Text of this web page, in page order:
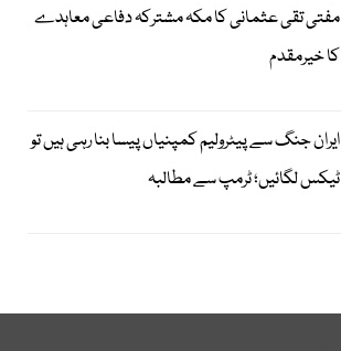
مفتی تقی عثمانی کا مکہ مشترکہ دفاعی معاہدے
کا خیرمقدم
ایران جنگ سے پیٹرولیم کمپنیاں پیسا بنا رہی ہیں تو
ٹیکس لگائیں؛ ٹرمپ سے مطالبہ